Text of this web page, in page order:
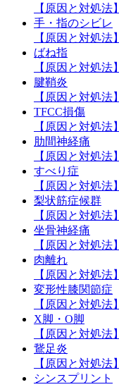
【原因と対処法】
手・指のシビレ
【原因と対処法】
ばね指
【原因と対処法】
腱鞘炎
【原因と対処法】
TFCC損傷
【原因と対処法】
肋間神経痛
【原因と対処法】
すべり症
【原因と対処法】
梨状筋症候群
【原因と対処法】
坐骨神経痛
【原因と対処法】
肉離れ
【原因と対処法】
変形性膝関節症
【原因と対処法】
X脚・O脚
【原因と対処法】
鵞足炎
【原因と対処法】
シンスプリント